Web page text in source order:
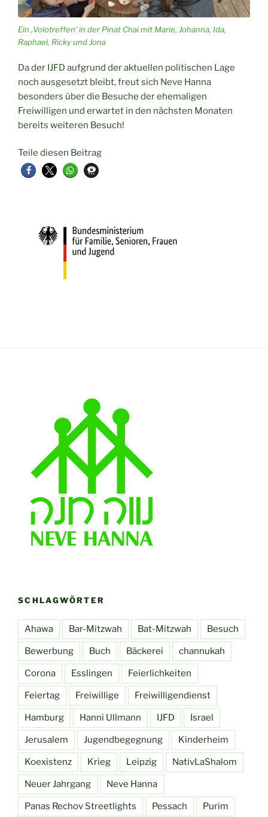
Ein ‚Volotreffen‘ in der Pinat Chai mit Marie, Johanna, Ida,
Raphael, Ricky und Jona
Da der IJFD aufgrund der aktuellen politischen Lage
noch ausgesetzt bleibt, freut sich Neve Hanna
besonders über die Besuche der ehemaligen
Freiwilligen und erwartet in den nächsten Monaten
bereits weiteren Besuch!
Teile diesen Beitrag
SCHLAGWÖRTER
Ahawa Bar-Mitzwah Bat-Mitzwah Besuch
Bewerbung Buch Bäckerei channukah
Corona Esslingen Feierlichkeiten
Feiertag Freiwillige Freiwilligendienst
Hamburg Hanni Ullmann IJFD Israel
Jerusalem Jugendbegegnung Kinderheim
Koexistenz Krieg Leipzig NativLaShalom
Neuer Jahrgang Neve Hanna
Panas Rechov Streetlights Pessach Purim